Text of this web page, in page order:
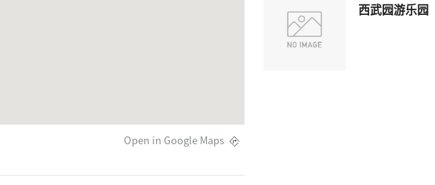
Open in Google Maps
西武园游乐园